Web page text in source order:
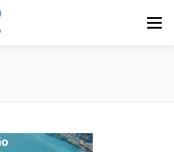
Menu